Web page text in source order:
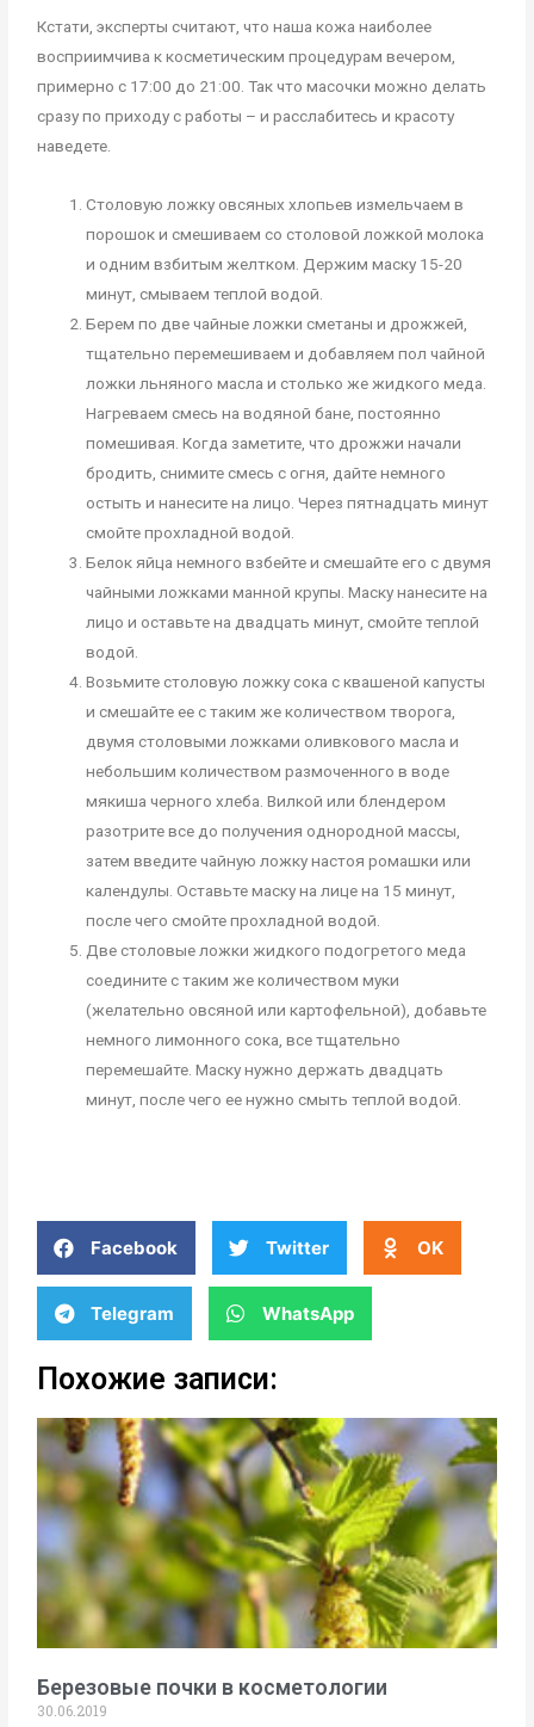
Кстати, эксперты считают, что наша кожа наиболее
восприимчива к косметическим процедурам вечером,
примерно с 17:00 до 21:00. Так что масочки можно делать
сразу по приходу с работы – и расслабитесь и красоту
наведете.
Столовую ложку овсяных хлопьев измельчаем в
порошок и смешиваем со столовой ложкой молока
и одним взбитым желтком. Держим маску 15-20
минут, смываем теплой водой.
Берем по две чайные ложки сметаны и дрожжей,
тщательно перемешиваем и добавляем пол чайной
ложки льняного масла и столько же жидкого меда.
Нагреваем смесь на водяной бане, постоянно
помешивая. Когда заметите, что дрожжи начали
бродить, снимите смесь с огня, дайте немного
остыть и нанесите на лицо. Через пятнадцать минут
смойте прохладной водой.
Белок яйца немного взбейте и смешайте его с двумя
чайными ложками манной крупы. Маску нанесите на
лицо и оставьте на двадцать минут, смойте теплой
водой.
Возьмите столовую ложку сока с квашеной капусты
и смешайте ее с таким же количеством творога,
двумя столовыми ложками оливкового масла и
небольшим количеством размоченного в воде
мякиша черного хлеба. Вилкой или блендером
разотрите все до получения однородной массы,
затем введите чайную ложку настоя ромашки или
календулы. Оставьте маску на лице на 15 минут,
после чего смойте прохладной водой.
Две столовые ложки жидкого подогретого меда
соедините с таким же количеством муки
(желательно овсяной или картофельной), добавьте
немного лимонного сока, все тщательно
перемешайте. Маску нужно держать двадцать
минут, после чего ее нужно смыть теплой водой.
Facebook Twitter OK
Telegram WhatsApp
Похожие записи:
Березовые почки в косметологии
30.06.2019